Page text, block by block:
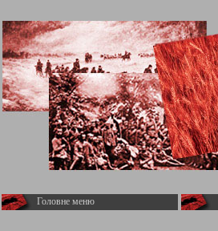
Головне меню